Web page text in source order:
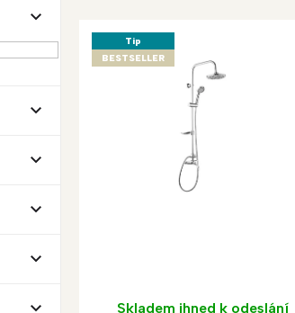
Tip
BESTSELLER
Skladem ihned k odeslání